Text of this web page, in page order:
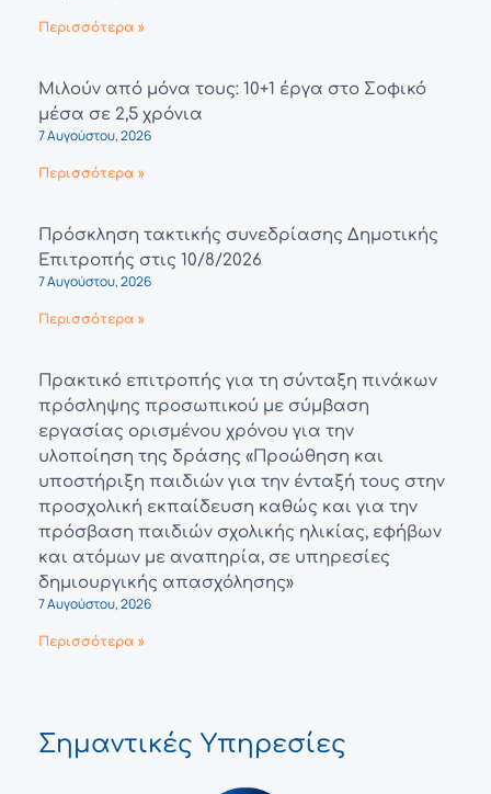
Περισσότερα »
Μιλούν από μόνα τους: 10+1 έργα στο Σοφικό
μέσα σε 2,5 χρόνια
7 Αυγούστου, 2026
Περισσότερα »
Πρόσκληση τακτικής συνεδρίασης Δημοτικής
Επιτροπής στις 10/8/2026
7 Αυγούστου, 2026
Περισσότερα »
Πρακτικό επιτροπής για τη σύνταξη πινάκων
πρόσληψης προσωπικού με σύμβαση
εργασίας ορισμένου χρόνου για την
υλοποίηση της δράσης «Προώθηση και
υποστήριξη παιδιών για την ένταξή τους στην
προσχολική εκπαίδευση καθώς και για την
πρόσβαση παιδιών σχολικής ηλικίας, εφήβων
και ατόμων με αναπηρία, σε υπηρεσίες
δημιουργικής απασχόλησης»
7 Αυγούστου, 2026
Περισσότερα »
Σημαντικές Υπηρεσίες